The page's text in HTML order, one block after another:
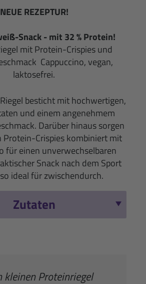
NEUE REZEPTUR!
Snack - mit 32 % Protein!
mit Protein-Crispies und
Cappuccino, vegan,
laktosefrei.
besticht mit hochwertigen,
und einem angenehmem
Darüber hinaus sorgen
Protein-Crispies kombiniert mit
für einen unverwechselbaren
Snack nach dem Sport
ideal für zwischendurch.
Zutaten
kleinen Proteinriegel